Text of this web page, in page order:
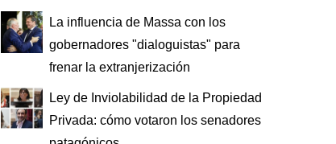
La influencia de Massa con los
gobernadores "dialoguistas" para
frenar la extranjerización
Ley de Inviolabilidad de la Propiedad
Privada: cómo votaron los senadores